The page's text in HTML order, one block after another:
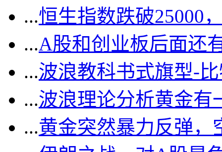
...恒生指数跌破25000
...A股和创业板后面还
...波浪教科书式旗型-
...波浪理论分析黄金有
...黄金突然暴力反弹，